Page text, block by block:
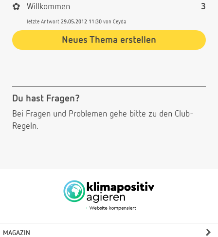
3
✿ Willkommen
letzte Antwort 29.05.2012 11:30 von Ceyda
Neues Thema erstellen
Du hast Fragen?
Bei Fragen und Problemen gehe bitte zu den Club-
Regeln.
MAGAZIN